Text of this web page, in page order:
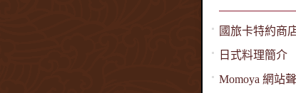
國旅卡特約商
日式料理簡介
Momoya 網站